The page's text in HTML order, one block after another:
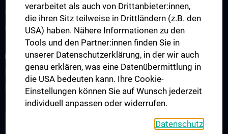
Continuing Education
Erasmus Plus Project
RESEARCH
Büro für Wissenschaft und Forschung
Forschungsprojekte und Studien
verarbeitet als auch von Drittanbieter:innen,
die ihren Sitz teilweise in Drittländern (z.B. den
USA) haben. Nähere Informationen zu den
Tools und den Partner:innen finden Sie in
unserer Datenschutzerklärung, in der wir auch
genau erklären, was eine Datenübermittlung in
die USA bedeuten kann. Ihre Cookie-
Einstellungen können Sie auf Wunsch jederzeit
individuell anpassen oder widerrufen.
Datenschutz